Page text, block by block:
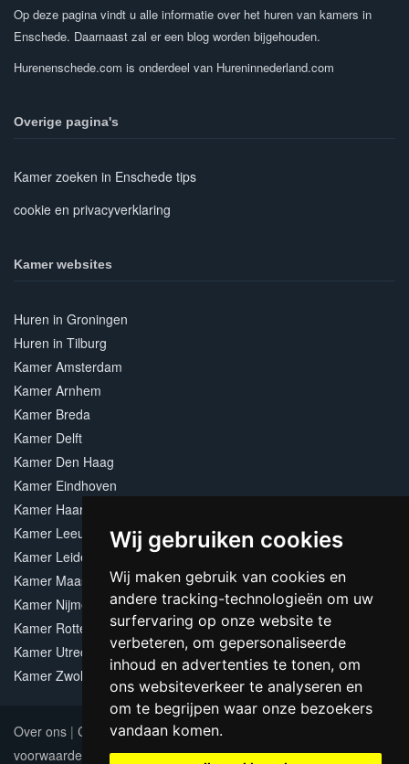
Wij gebruiken cookies
Wij maken gebruik van cookies en
andere tracking-technologieën om uw
surfervaring op onze website te
verbeteren, om gepersonaliseerde
inhoud en advertenties te tonen, om
ons websiteverkeer te analyseren en
om te begrijpen waar onze bezoekers
vandaan komen.
Op deze pagina vindt u alle informatie over het huren van kamers in
Enschede. Daarnaast zal er een blog worden bijgehouden.
Hurenenschede.com is onderdeel van Hureninnederland.com
Overige pagina's
Kamer zoeken in Enschede tips
cookie en privacyverklaring
Kamer websites
Huren in Groningen
Huren in Tilburg
Kamer Amsterdam
Kamer Arnhem
Kamer Breda
Kamer Delft
Kamer Den Haag
Kamer Eindhoven
Kamer Haarlem
Kamer Leeuwarden
Kamer Leiden
Kamer Maastricht
Kamer Nijmegen
Kamer Rotterdam
Kamer Utrecht
Kamer Zwolle
Over ons | Contact|Adverteren|Sitemap
voorwaarden
Update cookies preferences